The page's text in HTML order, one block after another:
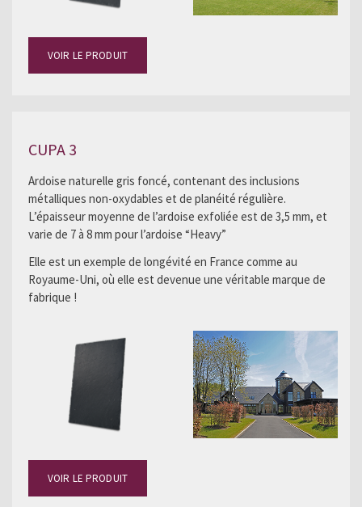
VOIR LE PRODUIT
CUPA 3
Ardoise naturelle gris foncé, contenant des inclusions
métalliques non-oxydables et de planéité régulière.
L’épaisseur moyenne de l’ardoise exfoliée est de 3,5 mm, et
varie de 7 à 8 mm pour l’ardoise “Heavy”
Elle est un exemple de longévité en France comme au
Royaume-Uni, où elle est devenue une véritable marque de
fabrique !
VOIR LE PRODUIT